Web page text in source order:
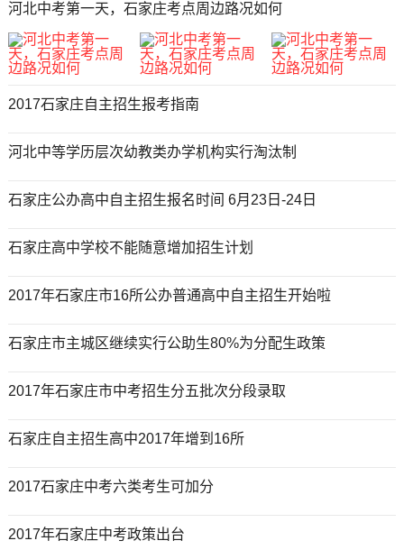
河北中考第一天，石家庄考点周边路况如何
2017石家庄自主招生报考指南
河北中等学历层次幼教类办学机构实行淘汰制
石家庄公办高中自主招生报名时间 6月23日-24日
石家庄高中学校不能随意增加招生计划
2017年石家庄市16所公办普通高中自主招生开始啦
石家庄市主城区继续实行公助生80%为分配生政策
2017年石家庄市中考招生分五批次分段录取
石家庄自主招生高中2017年增到16所
2017石家庄中考六类考生可加分
2017年石家庄中考政策出台